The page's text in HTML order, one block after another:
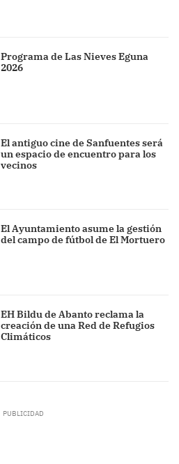
Programa de Las Nieves Eguna
2026
El antiguo cine de Sanfuentes será
un espacio de encuentro para los
vecinos
El Ayuntamiento asume la gestión
del campo de fútbol de El Mortuero
EH Bildu de Abanto reclama la
creación de una Red de Refugios
Climáticos